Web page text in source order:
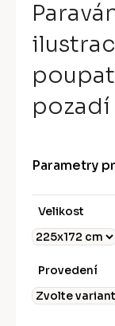
produktu
je
0,0
z
hvězdiček.
pozadí
Parametry
Velikost
Provedení